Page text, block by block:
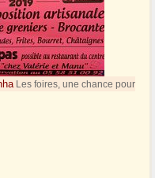
Les foires, une chance pour